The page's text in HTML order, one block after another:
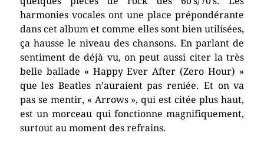
harmonies vocales ont une place prépondérante
dans cet album et comme elles sont bien utilisées,
ça hausse le niveau des chansons. En parlant de
sentiment de déjà vu, on peut aussi citer la très
belle ballade « Happy Ever After (Zero Hour) »
que les Beatles n’auraient pas reniée. Et on va
pas se mentir, « Arrows », qui est citée plus haut,
est un morceau qui fonctionne magnifiquement,
surtout au moment des refrains.